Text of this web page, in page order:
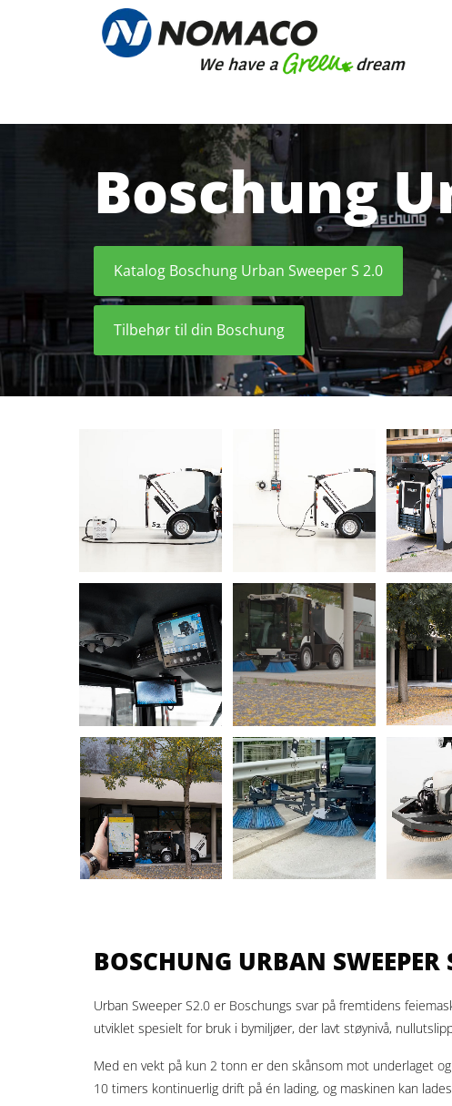
Gå til indhold
Boschung
Katalog Boschung Urban Sweeper S 2.0
Tilbehør til din Boschung
BOSCHUNG URBAN
Urban Sweeper S2.0 er Boschungs svar på fremtidens
utviklet spesielt for bruk i bymiljøer, der lavt støynivå,
Med en vekt på kun 2 tonn er den skånsom mot underlaget
10 timers kontinuerlig drift på én lading, og maskinen kan